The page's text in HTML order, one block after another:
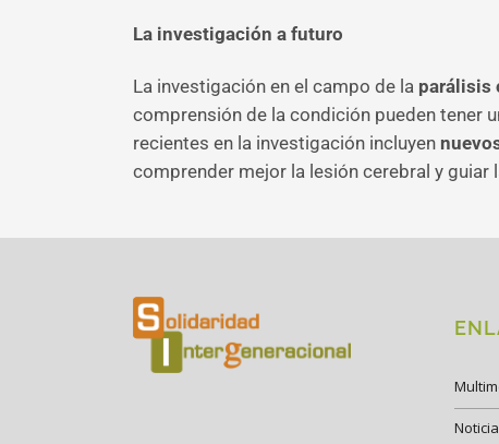
La investigación a futuro
La investigación en el campo de la parálisis
comprensión de la condición pueden tener
recientes en la investigación incluyen
comprender mejor la lesión cerebral y guiar